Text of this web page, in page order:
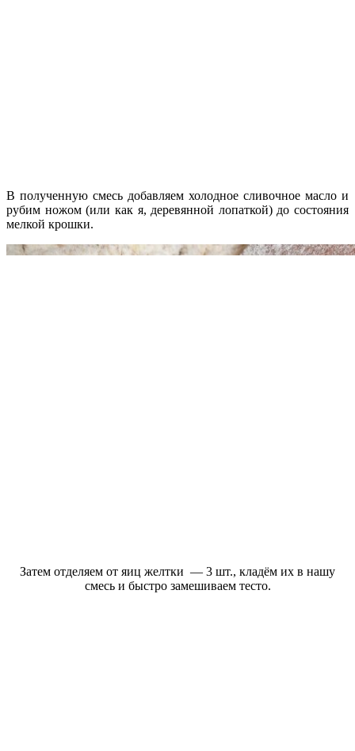
В полученную смесь добавляем холодное сливочное масло и
рубим ножом (или как я, деревянной лопаткой) до состояния
мелкой крошки.
Затем отделяем от яиц желтки — 3 шт., кладём их в нашу
смесь и быстро замешиваем тесто.